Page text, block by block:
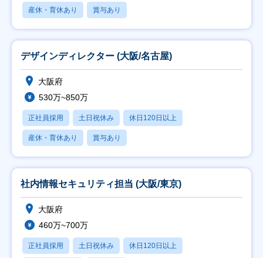
産休・育休あり 賞与あり
デザインディレクター (大阪/名古屋)
大阪府
530万~850万
正社員採用 土日祝休み 休日120日以上
産休・育休あり 賞与あり
社内情報セキュリティ担当 (大阪/東京)
大阪府
460万~700万
正社員採用 土日祝休み 休日120日以上